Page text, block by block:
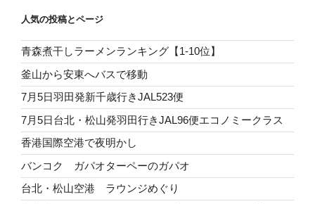
人気の投稿とページ
青森煮干しラーメンランキング【1-10位】
釜山から安東へバスで移動
7月5日羽田発新千歳行きJAL523便
7月5日台北・松山発羽田行きJAL96便エコノミークラス
香港国際空港で夜明かし
バンコク ガパオターペーのガパオ
台北・松山空港 ラウンジめぐり